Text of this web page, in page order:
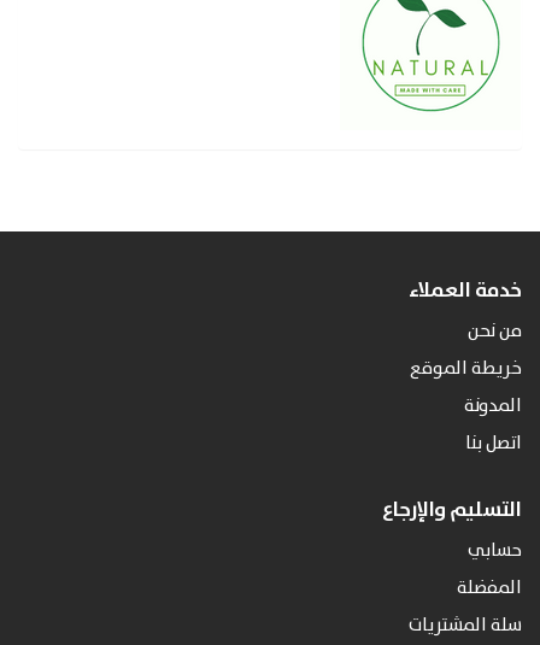
خدمة العملاء
من نحن
خريطة الموقع
المدونة
اتصل بنا
التسليم والإرجاع
حسابي
المفضلة
سلة المشتريات